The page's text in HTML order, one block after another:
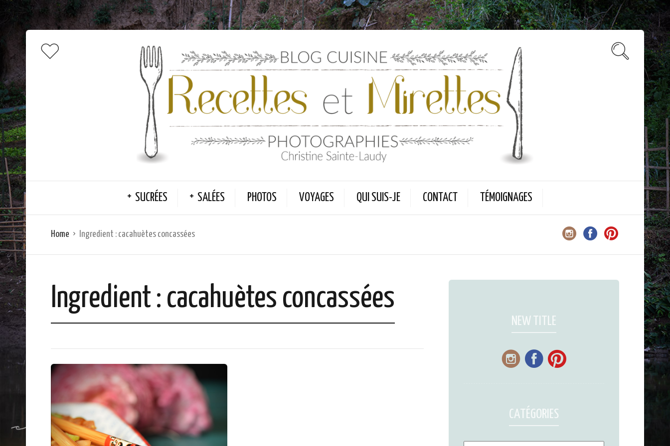
SUCRÉES SALÉES PHOTOS VOYAGES QUI SUIS-JE CONTACT TÉMOIGNAGES
Home Ingredient : cacahuètes concassées
Ingredient : cacahuètes concassées
NEW TITLE
CATÉGORIES